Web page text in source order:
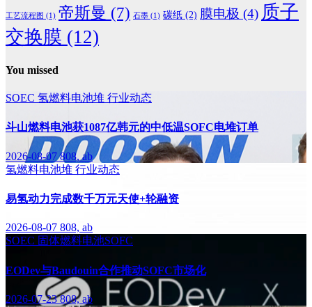
工艺流程图 (1) 帝斯曼 (7) 石墨 (1) 碳纸 (2) 膜电极 (4) 质子
交换膜 (12)
You missed
SOEC 氢燃料电池堆 行业动态
斗山燃料电池获1087亿韩元的中低温SOFC电堆订单
2026-08-07808, ab
氢燃料电池堆 行业动态
易氢动力完成数千万元天使+轮融资
2026-08-07 808, ab
SOEC 固体燃料电池SOFC
EODev与Baudouin合作推动SOFC市场化
2026-07-23808, ab